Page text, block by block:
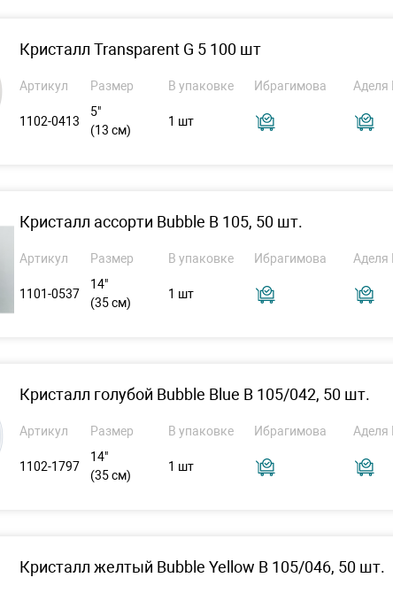
Кристалл Transparent G 5 100 шт
Артикул Размер В упаковке Ибрагимова Аделя
1102-0413
5"
(13 см)
1 шт
Кристалл ассорти Bubble B 105, 50 шт.
Артикул Размер В упаковке Ибрагимова Аделя
1101-0537
14"
(35 см)
1 шт
Кристалл голубой Bubble Blue B 105/042, 50 шт.
Артикул Размер В упаковке Ибрагимова Аделя
1102-1797
14"
(35 см)
1 шт
Кристалл желтый Bubble Yellow B 105/046, 50 шт.